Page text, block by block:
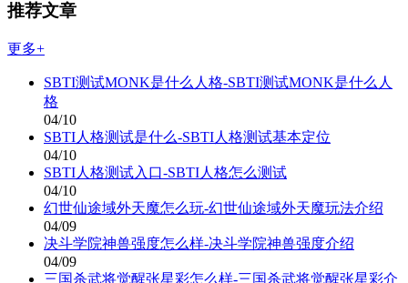
推荐文章
更多+
SBTI测试MONK是什么人格-SBTI测试MONK是什么人
格
04/10
SBTI人格测试是什么-SBTI人格测试基本定位
04/10
SBTI人格测试入口-SBTI人格怎么测试
04/10
幻世仙途域外天魔怎么玩-幻世仙途域外天魔玩法介绍
04/09
决斗学院神兽强度怎么样-决斗学院神兽强度介绍
04/09
三国杀武将觉醒张星彩怎么样-三国杀武将觉醒张星彩介